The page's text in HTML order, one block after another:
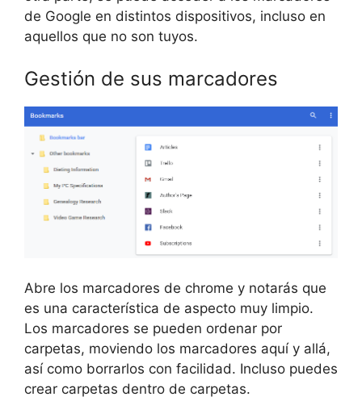
de Google en distintos dispositivos, incluso en
aquellos que no son tuyos.
Gestión de sus marcadores
Abre los marcadores de chrome y notarás que
es una característica de aspecto muy limpio.
Los marcadores se pueden ordenar por
carpetas, moviendo los marcadores aquí y allá,
así como borrarlos con facilidad. Incluso puedes
crear carpetas dentro de carpetas.